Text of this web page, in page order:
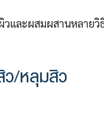
ละผสมผสานหลายวิ
ว/หลุมสิว